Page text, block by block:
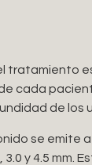
tratamiento
cada
de los
se emite
y 4.5 mm.